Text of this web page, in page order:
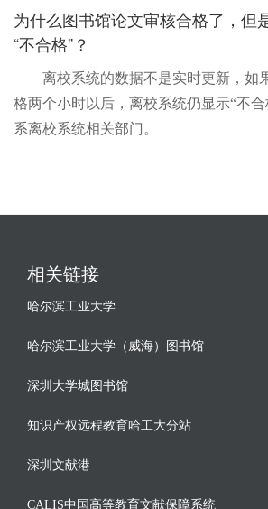
为什么图书馆论文审核合格了，但
“不合格”？
离校系统的数据不是实时更新，如
格两个小时以后，离校系统仍显示“不
系离校系统相关部门。
相关链接
哈尔滨工业大学
哈尔滨工业大学（威海）图书馆
深圳大学城图书馆
知识产权远程教育哈工大分站
深圳文献港
CALIS中国高等教育文献保障系统